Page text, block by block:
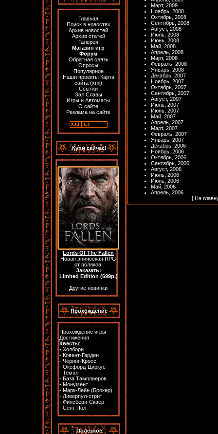
Главная
Поиск в новостях
Архив новостей
Архив статей
Галерея
Магазин игр
Форум
Обратная связь
Опросы
Популярное
Наши проекты Карта
сайта (xml)
Ссылки
Зал Славы
Игры и Автоматы
О сайте
Реклама на сайте
Купи сейчас!
Lords Of The Fallen
Новая эпическая RPG
от поляков!
Заказать:
Limited Edition (699р.)
Другие новинки
Прохождение
Прохождение игры
Достижения
Квесты:
- Холборн
- Ковент-Гарден
- Черинг-Кросс
- Оксфорд-Циркус
- Темпл
- База Тамплиеров
- Монумент
- Марк-Лейн (Брокер)
- Ливерпул-стрит
- Финсбери-Сквер
- Сент Пол
Полезное
Март, 2009
Ноябрь, 2008
Октябрь, 2008
Сентябрь, 2008
Август, 2008
Июль, 2008
Июнь, 2008
Май, 2008
Апрель, 2008
Март, 2008
Февраль, 2008
Январь, 2008
Декабрь, 2007
Ноябрь, 2007
Октябрь, 2007
Сентябрь, 2007
Август, 2007
Июль, 2007
Июнь, 2007
Май, 2007
Апрель, 2007
Март, 2007
Февраль, 2007
Январь, 2007
Декабрь, 2006
Ноябрь, 2006
Октябрь, 2006
Сентябрь, 2006
Август, 2006
Июль, 2006
Июнь, 2006
Май, 2006
Апрель, 2006
[ На